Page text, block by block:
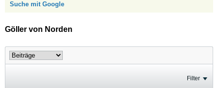
Suche mit Google
Göller von Norden
Filter